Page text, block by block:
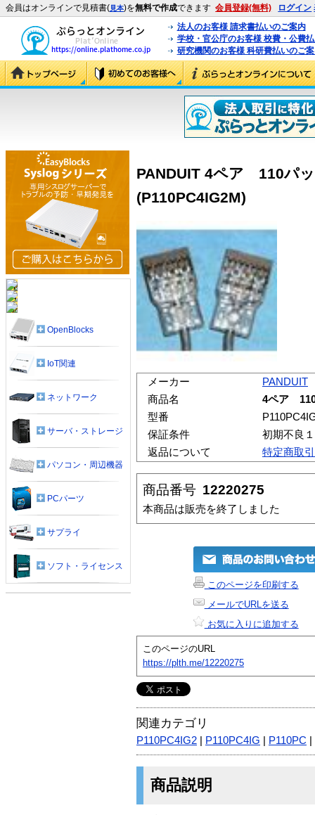
会員はオンラインで見積書(見本)を無料で作成できます 会員登録(無料) ログイン
法人のお客様 請求書払いのご案内
学校・官公庁のお客様 校費・公費
研究機関のお客様 科研費払いのご
PANDUIT 4ペア 110パ
(P110PC4IG2M)
メーカー
PANDUIT
商品名
4ペア 110
型番
保証条件
初期不良
返品について
特定商取
商品番号 12220275
本商品は販売を終了しました
このページを印刷する
メールでURLを送る
お気に入りに追加する
このページのURL
https://plth.me/12220275
関連カテゴリ
P110PC4IG2 P110PC4IG P110PC
商品説明
OpenBlocks
IoT関連
ネットワーク
サーバ・ストレージ
パソコン・周辺機器
PCパーツ
サプライ
ソフト・ライセンス